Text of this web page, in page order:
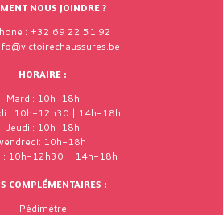
NOUS JOINDRE ?
: +32 69 22 51 92
HORAIRE :
Mardi: 10h-18h
: 10h-12h30 | 14h-18h
Jeudi : 10h-18h
vendredi: 10h-18h
10h-12h30 | 14h-18h
COMPLÉMENTAIRES :
Pédimètre